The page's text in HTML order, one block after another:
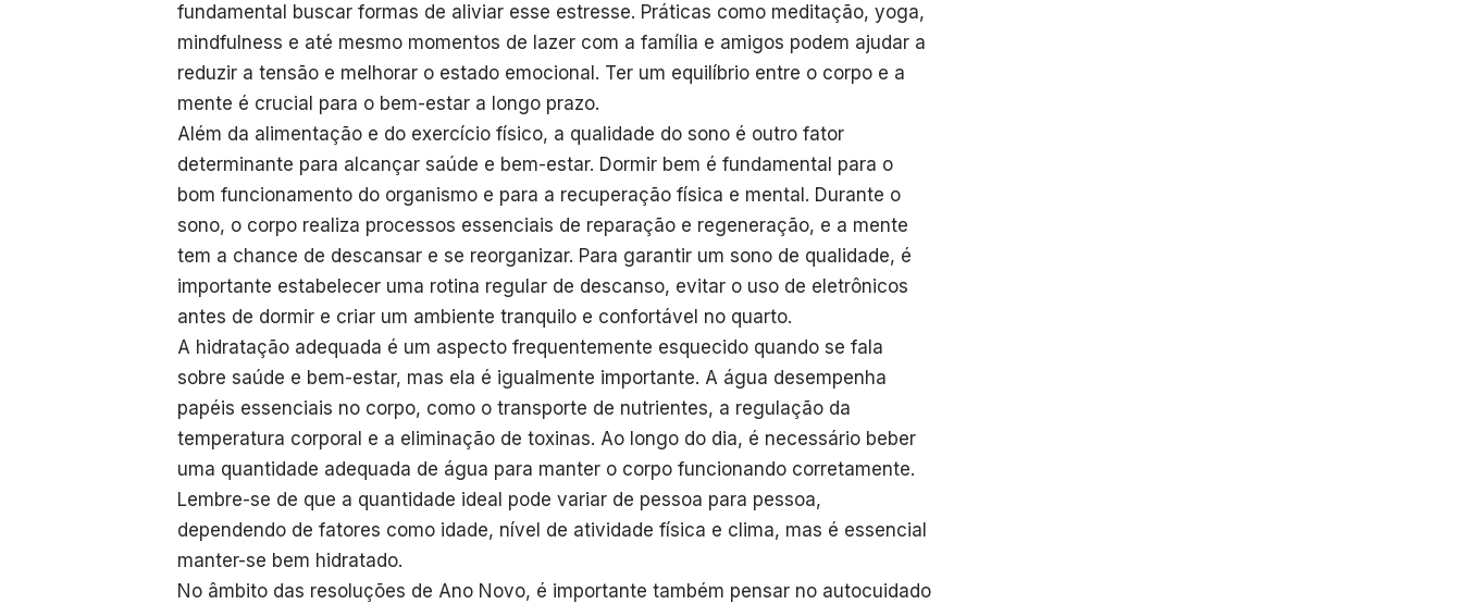
fundamental buscar formas de aliviar esse estresse. Práticas como meditação, yoga,
mindfulness e até mesmo momentos de lazer com a família e amigos podem ajudar a
reduzir a tensão e melhorar o estado emocional. Ter um equilíbrio entre o corpo e a
mente é crucial para o bem-estar a longo prazo.
Além da alimentação e do exercício físico, a qualidade do sono é outro fator
determinante para alcançar saúde e bem-estar. Dormir bem é fundamental para o
bom funcionamento do organismo e para a recuperação física e mental. Durante o
sono, o corpo realiza processos essenciais de reparação e regeneração, e a mente
tem a chance de descansar e se reorganizar. Para garantir um sono de qualidade, é
importante estabelecer uma rotina regular de descanso, evitar o uso de eletrônicos
antes de dormir e criar um ambiente tranquilo e confortável no quarto.
A hidratação adequada é um aspecto frequentemente esquecido quando se fala
sobre saúde e bem-estar, mas ela é igualmente importante. A água desempenha
papéis essenciais no corpo, como o transporte de nutrientes, a regulação da
temperatura corporal e a eliminação de toxinas. Ao longo do dia, é necessário beber
uma quantidade adequada de água para manter o corpo funcionando corretamente.
Lembre-se de que a quantidade ideal pode variar de pessoa para pessoa,
dependendo de fatores como idade, nível de atividade física e clima, mas é essencial
manter-se bem hidratado.
No âmbito das resoluções de Ano Novo, é importante também pensar no autocuidado